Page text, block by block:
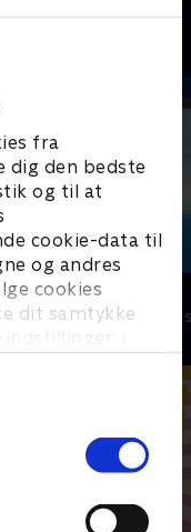
fra
dig den bedste
og til at
cookie-data til
og andres
cookies
dit samtykke
i
Vicke Viking
Børneserier • 1